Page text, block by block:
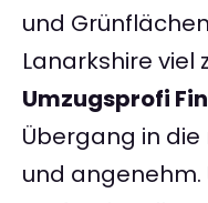
und
Lanarkshire viel
Umzugsprofi
Übergang in
und angenehm.